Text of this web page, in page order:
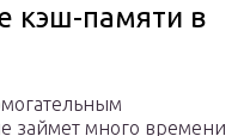
кэш-памяти в
займет много времени